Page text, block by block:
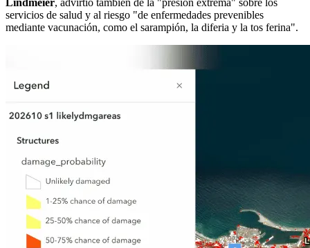
servicios de salud y al riesgo "de enfermedades prevenibles
mediante vacunación, como el sarampión, la diferia y la tos ferina".